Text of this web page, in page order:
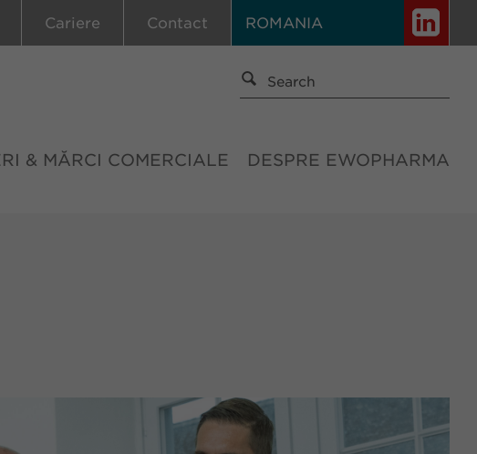
ROMANIA
Cariere Contact
& MĂRCI COMERCIALE DESPRE EWOPHARMA